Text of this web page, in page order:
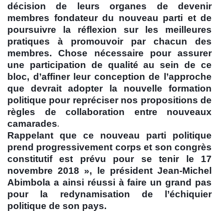
décision de leurs organes de devenir
membres fondateur du nouveau parti et de
poursuivre la réflexion sur les meilleures
pratiques à promouvoir par chacun des
membres. Chose nécessaire pour assurer
une participation de qualité au sein de ce
bloc, d’affiner leur conception de l’approche
que devrait adopter la nouvelle formation
politique pour repréciser nos propositions de
règles de collaboration entre nouveaux
camarades.
Rappelant que ce nouveau parti politique
prend progressivement corps et son congrès
constitutif est prévu pour se tenir le 17
novembre 2018 », le président Jean-Michel
Abimbola a ainsi réussi à faire un grand pas
pour la redynamisation de l’échiquier
politique de son pays.